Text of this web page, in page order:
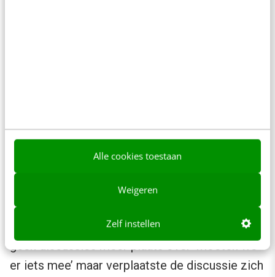
Alle cookies toestaan
Weigeren
Zelf instellen
enkele aanwezigen heb getoetst, is dat ten
gaat over het weghalen van schotten tussen
afdelingen en de beperkte rol van
communicatiemanagers, maar dat dat nu als
voorwaarde wordt gezien. Daarnaast vonden er
geen discussies meer plaats over ‘moeten we
er iets mee’ maar verplaatste de discussie zich